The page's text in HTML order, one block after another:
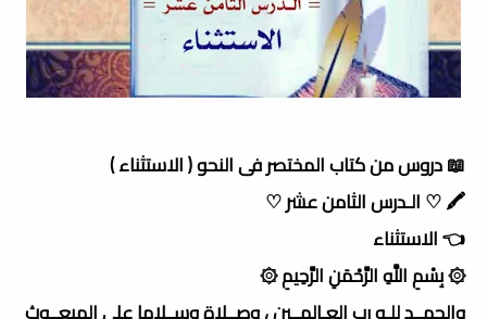
📖 دروس من كتاب المختصر فى النحو ( الاستثناء )
🖍 ♡ الـدرس الثامن عشر ♡
👈 الاستثناء
۞ بِسْمِ اللَّهِ الرَّحْمَنِ الرَّحِيمِ ۞